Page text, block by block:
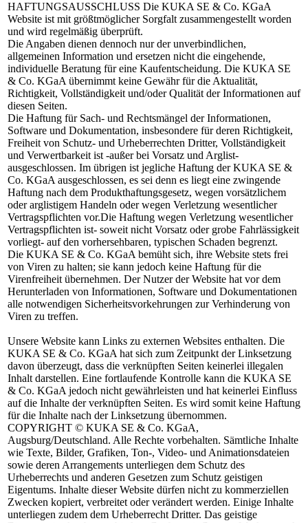
HAFTUNGSAUSSCHLUSS Die KUKA SE & Co. KGaA
Website ist mit größtmöglicher Sorgfalt zusammengestellt worden
und wird regelmäßig überprüft.
Die Angaben dienen dennoch nur der unverbindlichen,
allgemeinen Information und ersetzen nicht die eingehende,
individuelle Beratung für eine Kaufentscheidung. Die KUKA SE
& Co. KGaA übernimmt keine Gewähr für die Aktualität,
Richtigkeit, Vollständigkeit und/oder Qualität der Informationen auf
diesen Seiten.
Die Haftung für Sach- und Rechtsmängel der Informationen,
Software und Dokumentation, insbesondere für deren Richtigkeit,
Freiheit von Schutz- und Urheberrechten Dritter, Vollständigkeit
und Verwertbarkeit ist -außer bei Vorsatz und Arglist-
ausgeschlossen. Im übrigen ist jegliche Haftung der KUKA SE &
Co. KGaA ausgeschlossen, es sei denn es liegt eine zwingende
Haftung nach dem Produkthaftungsgesetz, wegen vorsätzlichem
oder arglistigem Handeln oder wegen Verletzung wesentlicher
Vertragspflichten vor.Die Haftung wegen Verletzung wesentlicher
Vertragspflichten ist- soweit nicht Vorsatz oder grobe Fahrlässigkeit
vorliegt- auf den vorhersehbaren, typischen Schaden begrenzt.
Die KUKA SE & Co. KGaA bemüht sich, ihre Website stets frei
von Viren zu halten; sie kann jedoch keine Haftung für die
Virenfreiheit übernehmen. Der Nutzer der Website hat vor dem
Herunterladen von Informationen, Software und Dokumentationen
alle notwendigen Sicherheitsvorkehrungen zur Verhinderung von
Viren zu treffen.
Unsere Website kann Links zu externen Websites enthalten. Die
KUKA SE & Co. KGaA hat sich zum Zeitpunkt der Linksetzung
davon überzeugt, dass die verknüpften Seiten keinerlei illegalen
Inhalt darstellen. Eine fortlaufende Kontrolle kann die KUKA SE
& Co. KGaA jedoch nicht gewährleisten und hat keinerlei Einfluss
auf die Inhalte der verknüpften Seiten. Es wird somit keine Haftung
für die Inhalte nach der Linksetzung übernommen.
COPYRIGHT © KUKA SE & Co. KGaA,
Augsburg/Deutschland. Alle Rechte vorbehalten. Sämtliche Inhalte
wie Texte, Bilder, Grafiken, Ton-, Video- und Animationsdateien
sowie deren Arrangements unterliegen dem Schutz des
Urheberrechts und anderen Gesetzen zum Schutz geistigen
Eigentums. Inhalte dieser Website dürfen nicht zu kommerziellen
Zwecken kopiert, verbreitet oder verändert werden. Einige Inhalte
unterliegen zudem dem Urheberrecht Dritter. Das geistige